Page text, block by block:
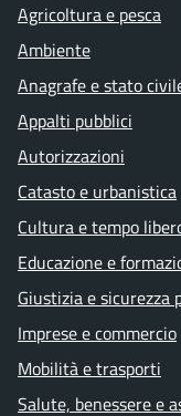
Agricoltura e pesca
Ambiente
Anagrafe e stato
Appalti pubblici
Autorizzazioni
Catasto e urbanistica
Cultura e tempo
Educazione e
Giustizia e sicurezza
Imprese e commercio
Mobilità e trasporti
Salute, benessere e